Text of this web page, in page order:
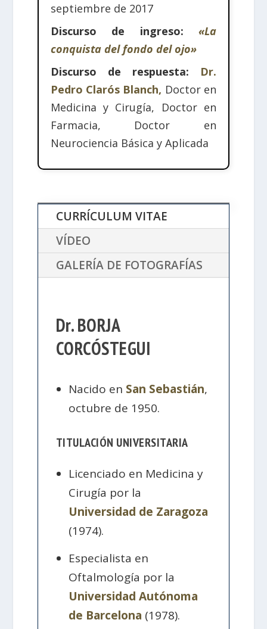
septiembre de 2017
Discurso de ingreso:«La
conquista del fondo del ojo»
Discurso de respuesta: Dr.
Pedro Clarós Blanch, Doctor en
Medicina y Cirugía, Doctor en
Farmacia, Doctor en
Neurociencia Básica y Aplicada
CURRÍCULUM VITAE
VÍDEO
GALERÍA DE FOTOGRAFÍAS
Dr. BORJA
CORCÓSTEGUI
Nacido en San Sebastián,
octubre de 1950.
TITULACIÓN UNIVERSITARIA
Licenciado en Medicina y
Cirugía por la
Universidad de Zaragoza
(1974).
Especialista en
Oftalmología por la
Universidad Autónoma
de Barcelona (1978).